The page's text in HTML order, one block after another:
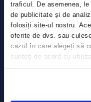
traficul. De asemenea,
de publicitate și de
folosiți site-ul nostru.
oferite de dvs. sau
cazul în care alegeți să
sunteți de acord cu
Privacy Policy
Contact
Data Processing policy